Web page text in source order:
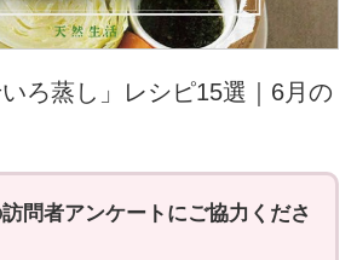
ろ蒸し」レシピ15選｜6月の